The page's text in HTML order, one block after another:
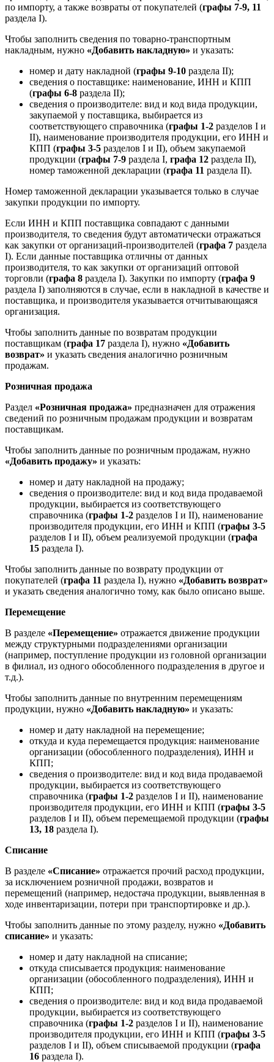
по импорту, а также возвраты от покупателей (графы 7-9, 11
раздела I).
Чтобы заполнить сведения по товарно-транспортным
накладным, нужно «Добавить накладную» и указать:
номер и дату накладной (графы 9-10 раздела II);
сведения о поставщике: наименование, ИНН и КПП
(графы 6-8 раздела II);
сведения о производителе: вид и код вида продукции,
закупаемой у поставщика, выбирается из
соответствующего справочника (графы 1-2 разделов I и
II), наименование производителя продукции, его ИНН и
КПП (графы 3-5 разделов I и II), объем закупаемой
продукции (графы 7-9 раздела I, графа 12 раздела II),
номер таможенной декларации (графа 11 раздела II).
Номер таможенной декларации указывается только в случае
закупки продукции по импорту.
Если ИНН и КПП поставщика совпадают с данными
производителя, то сведения будут автоматически отражаться
как закупки от организаций-производителей (графа 7 раздела
I). Если данные поставщика отличны от данных
производителя, то как закупки от организаций оптовой
торговли (графа 8 раздела I). Закупки по импорту (графа 9
раздела I) заполняются в случае, если в накладной в качестве и
поставщика, и производителя указывается отчитывающаяся
организация.
Чтобы заполнить данные по возвратам продукции
поставщикам (графа 17 раздела I), нужно «Добавить
возврат» и указать сведения аналогично розничным
продажам.
Розничная продажа
Раздел «Розничная продажа» предназначен для отражения
сведений по розничным продажам продукции и возвратам
поставщикам.
Чтобы заполнить данные по розничным продажам, нужно
«Добавить продажу» и указать:
номер и дату накладной на продажу;
сведения о производителе: вид и код вида продаваемой
продукции, выбирается из соответствующего
справочника (графы 1-2 разделов I и II), наименование
производителя продукции, его ИНН и КПП (графы 3-5
разделов I и II), объем реализуемой продукции (графа
15 раздела I).
Чтобы заполнить данные по возврату продукции от
покупателей (графа 11 раздела I), нужно «Добавить возврат»
и указать сведения аналогично тому, как было описано выше.
Перемещение
В разделе «Перемещение» отражается движение продукции
между структурными подразделениями организации
(например, поступление продукции из головной организации
в филиал, из одного обособленного подразделения в другое и
т.д.).
Чтобы заполнить данные по внутренним перемещениям
продукции, нужно «Добавить накладную» и указать:
номер и дату накладной на перемещение;
откуда и куда перемещается продукция: наименование
организации (обособленного подразделения), ИНН и
КПП;
сведения о производителе: вид и код вида продаваемой
продукции, выбирается из соответствующего
справочника (графы 1-2 разделов I и II), наименование
производителя продукции, его ИНН и КПП (графы 3-5
разделов I и II), объем перемещаемой продукции (графы
13, 18 раздела I).
Списание
В разделе «Списание» отражается прочий расход продукции,
за исключением розничной продажи, возвратов и
перемещений (например, недостача продукции, выявленная в
ходе инвентаризации, потери при транспортировке и др.).
Чтобы заполнить данные по этому разделу, нужно «Добавить
списание» и указать:
номер и дату накладной на списание;
откуда списывается продукция: наименование
организации (обособленного подразделения), ИНН и
КПП;
сведения о производителе: вид и код вида продаваемой
продукции, выбирается из соответствующего
справочника (графы 1-2 разделов I и II), наименование
производителя продукции, его ИНН и КПП (графы 3-5
разделов I и II), объем списываемой продукции (графа
16 раздела I).